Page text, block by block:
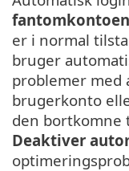
fantomkontoen
er i normal
bruger
problemer med
brugerkonto
den bortkomne
Deaktiver